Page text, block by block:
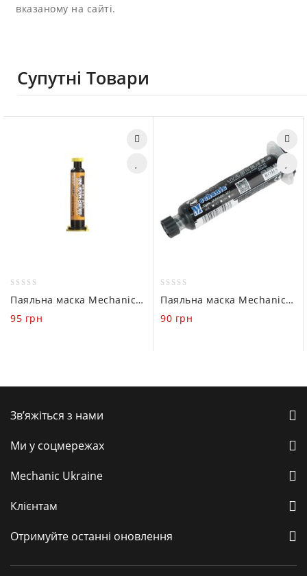
вказаному на сайті.
Супутні Товари
out
of
Паяльна маска Mechanic SU7 з УФ-затвердінням (Жовта, 10ml)
95 грн
out
of
Паяльна маска Mechanic з УФ-затвердінням UVH900-HY (Чорна 10 ml)
90 грн
Зв’яжіться з нами
Ми у соцмережах
Mechanic Ukraine
Клієнтам
Отримуйте останні оновлення